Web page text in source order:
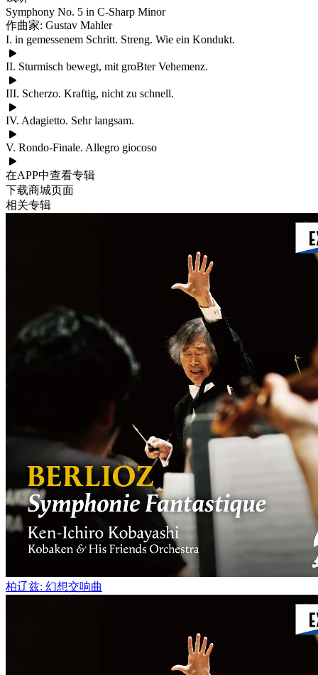
Symphony No. 5 in C-Sharp Minor
作曲家: Gustav Mahler
I. in gemessenem Schritt. Streng. Wie ein Kondukt.
II. Sturmisch bewegt, mit groBter Vehemenz.
III. Scherzo. Kraftig, nicht zu schnell.
IV. Adagietto. Sehr langsam.
V. Rondo-Finale. Allegro giocoso
在APP中查看专辑
下载商城页面
相关专辑
柏辽兹: 幻想交响曲